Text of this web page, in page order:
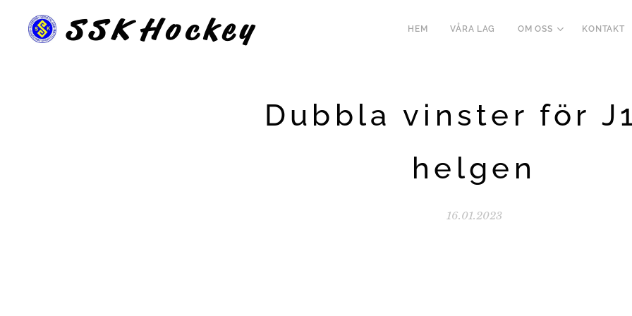
SSKHockey HEM VÅRA LAG OM OSS KONTAKT
Dubbla vinster för
helgen
16.01.2023